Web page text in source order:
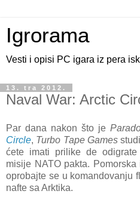
Igrorama
Vesti i opisi PC igara iz pera
13. tra 2012.
Naval War: Arctic
Par dana nakon što je
Circle, Turbo Tape Games
ćete imati prilike de
misije NATO pakta.
oprobajte se u komandovanju
nafte sa Arktika.